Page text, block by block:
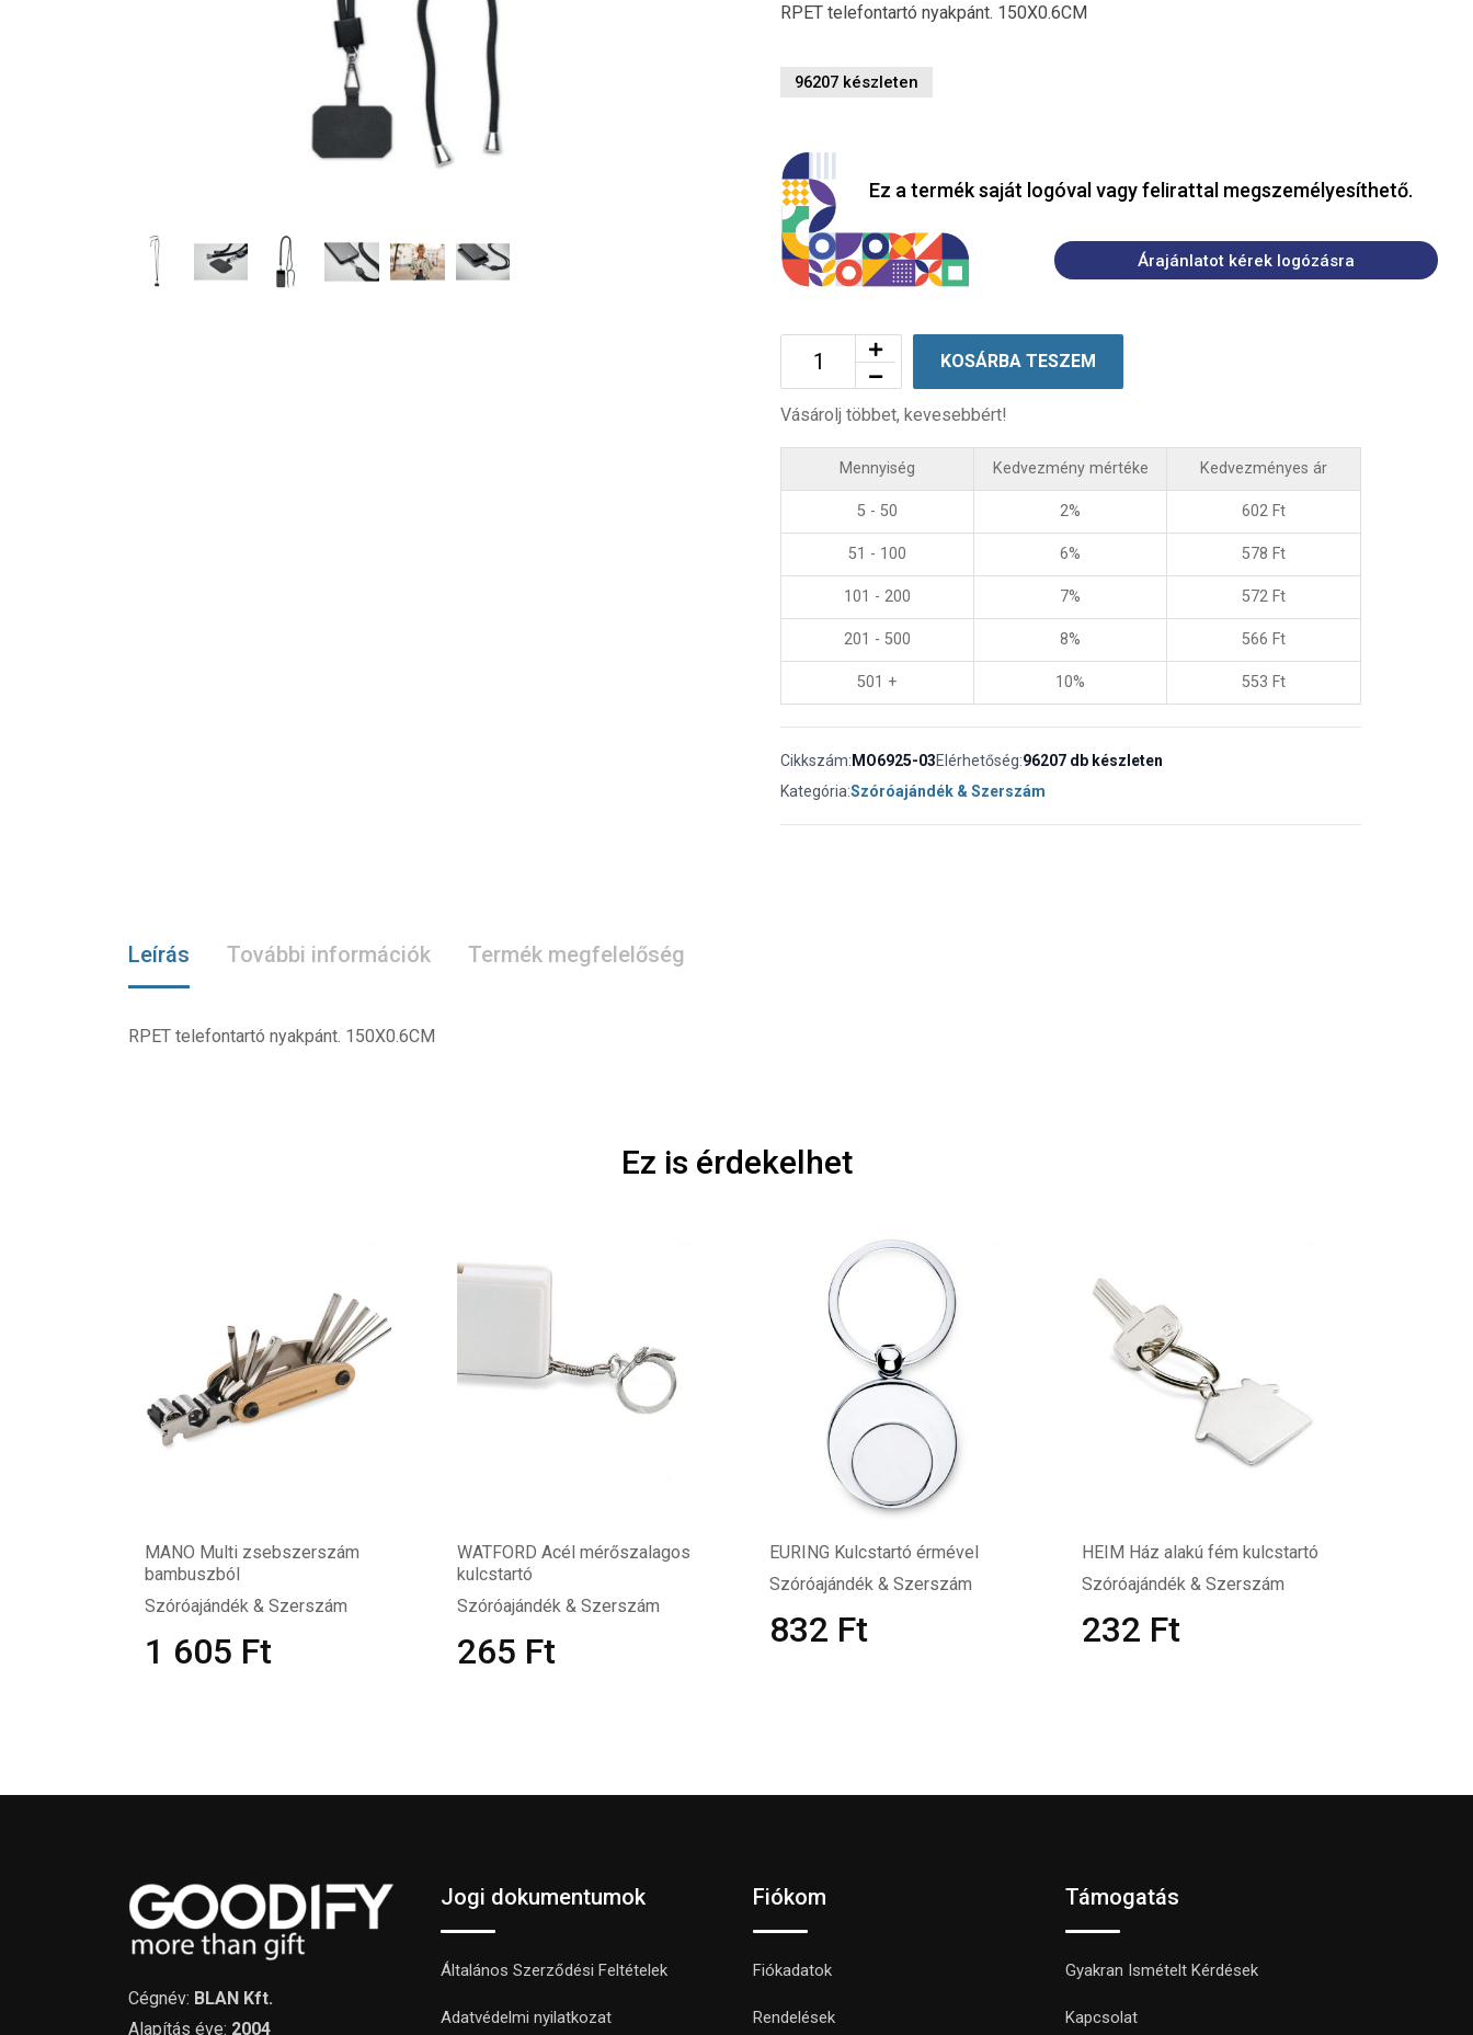
RPET telefontartó nyakpánt. 150X0.6CM
96207 készleten
Ez a termék saját logóval vagy felirattal megszemélyesíthető.
Árajánlatot kérek logózásra
KOSÁRBA TESZEM
Vásárolj többet, kevesebbért!
Mennyiség Kedvezmény mértéke Kedvezményes ár
5 - 50 2% 602 Ft
51 - 100 6% 578 Ft
101 - 200 7% 572 Ft
201 - 500 8% 566 Ft
501 + 10% 553 Ft
Cikkszám: MO6925-03Elérhetőség:96207 db készleten
Kategória:Szóróajándék & Szerszám
Leírás További információk Termék megfelelőség
RPET telefontartó nyakpánt. 150X0.6CM
Ez is érdekelhet
MANO Multi zsebszerszám
bambuszból
Szóróajándék & Szerszám
1 605 Ft
WATFORD Acél mérőszalagos
kulcstartó
Szóróajándék & Szerszám
265 Ft
EURING Kulcstartó érmével
Szóróajándék & Szerszám
832 Ft
HEIM Ház alakú fém kulcstartó
Szóróajándék & Szerszám
232 Ft
Cégnév: BLAN Kft.
Alapítás éve: 2004
Jogi dokumentumok
Általános Szerződési Feltételek
Adatvédelmi nyilatkozat
Fiókom
Fiókadatok
Rendelések
Támogatás
Gyakran Ismételt Kérdések
Kapcsolat